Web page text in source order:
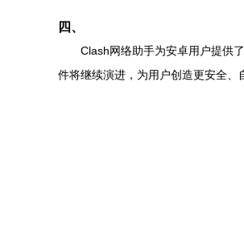
四、
Clash网络助手为安卓用户提供
件将继续演进，为用户创造更安全、